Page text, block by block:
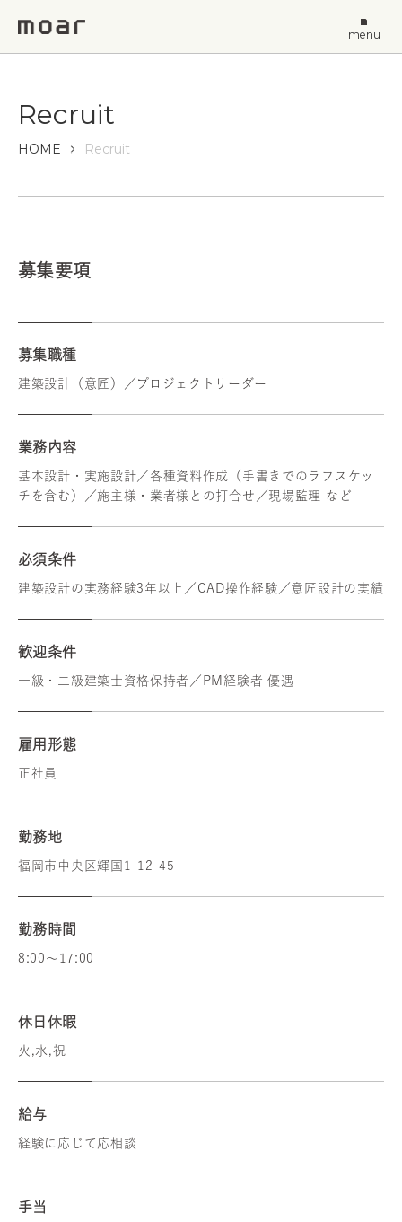
menu
HOME Recruit
Recruit
募集要項
募集職種
建築設計（意匠）／プロジェクトリーダー
業務内容
基本設計・実施設計／各種資料作成（手書きでのラフスケッ
チを含む）／施主様・業者様との打合せ／現場監理 など
必須条件
建築設計の実務経験3年以上／CAD操作経験／意匠設計の実績
歓迎条件
一級・二級建築士資格保持者／PM経験者 優遇
雇用形態
正社員
勤務地
福岡市中央区輝国1-12-45
勤務時間
8:00〜17:00
休日休暇
火,水,祝
給与
経験に応じて応相談
手当